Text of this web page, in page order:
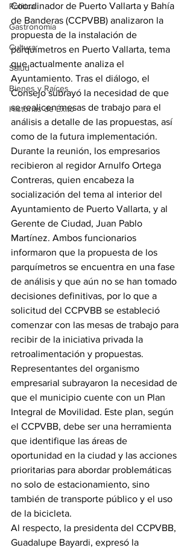
Política
Gastronomía
Cultura
Salud
Bienes y Raíces
Historias de Éxito
Coordinador de Puerto Vallarta y Bahía
de Banderas (CCPVBB) analizaron la
propuesta de la instalación de
parquímetros en Puerto Vallarta, tema
que actualmente analiza el
Ayuntamiento. Tras el diálogo, el
Consejo subrayó la necesidad de que
se realicen mesas de trabajo para el
análisis a detalle de las propuestas, así
como de la futura implementación.
Durante la reunión, los empresarios
recibieron al regidor Arnulfo Ortega
Contreras, quien encabeza la
socialización del tema al interior del
Ayuntamiento de Puerto Vallarta, y al
Gerente de Ciudad, Juan Pablo
Martínez. Ambos funcionarios
informaron que la propuesta de los
parquímetros se encuentra en una fase
de análisis y que aún no se han tomado
decisiones definitivas, por lo que a
solicitud del CCPVBB se estableció
comenzar con las mesas de trabajo para
recibir de la iniciativa privada la
retroalimentación y propuestas.
Representantes del organismo
empresarial subrayaron la necesidad de
que el municipio cuente con un Plan
Integral de Movilidad. Este plan, según
el CCPVBB, debe ser una herramienta
que identifique las áreas de
oportunidad en la ciudad y las acciones
prioritarias para abordar problemáticas
no solo de estacionamiento, sino
también de transporte público y el uso
de la bicicleta.
Al respecto, la presidenta del CCPVBB,
Guadalupe Bayardi, expresó la